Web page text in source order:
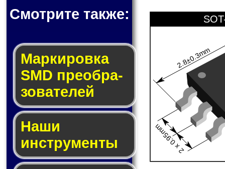
Смотрите также:
Мар­ки­ров­ка
SMD пре­об­ра­
зо­ва­те­лей
Наши
инструменты
2.8±0.3mm
2 x 0.95mm